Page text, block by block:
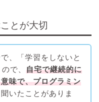
とが大切
、「学習をしないと
で、 自宅で継続的に
味で、プログラミン
いたことがありま